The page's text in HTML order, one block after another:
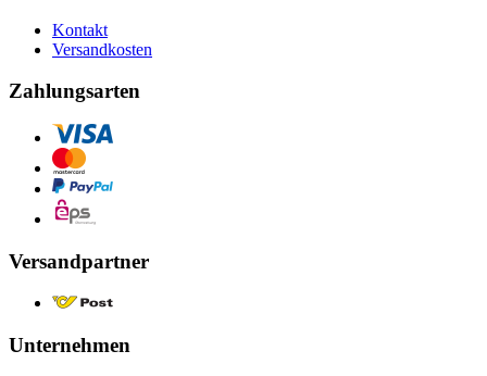
Kontakt
Versandkosten
Zahlungsarten
Versandpartner
Unternehmen